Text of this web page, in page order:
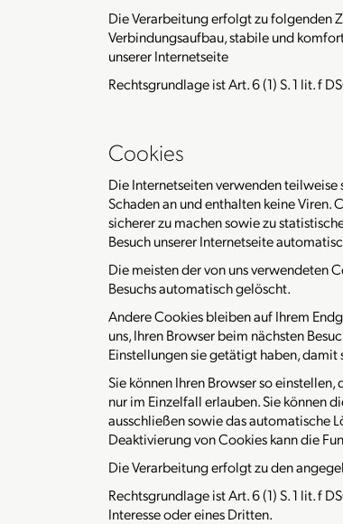
Die Verarbeitung erfolgt zu folgenden
Verbindungsaufbau, stabile und
unserer Internetseite
Rechtsgrundlage ist Art. 6 (1) S. 1 lit. f
Cookies
Die Internetseiten verwenden teilweise
Schaden an und enthalten keine Viren.
sicherer zu machen sowie zu
Besuch unserer Internetseite
Die meisten der von uns verwendeten
Besuchs automatisch gelöscht.
Andere Cookies bleiben auf Ihrem
uns, Ihren Browser beim nächsten
Einstellungen sie getätigt haben,
Sie können Ihren Browser so
nur im Einzelfall erlauben. Sie können
ausschließen sowie das automatische
Deaktivierung von Cookies kann die
Die Verarbeitung erfolgt zu den
Rechtsgrundlage ist Art. 6 (1) S. 1 lit. f
Interesse oder eines Dritten.